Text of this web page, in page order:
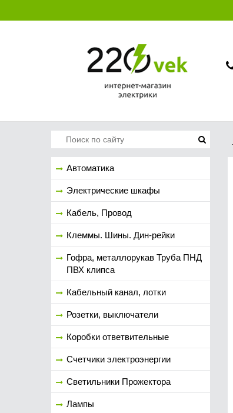
Автоматика
Электрические шкафы
Кабель, Провод
Клеммы. Шины. Дин-рейки
Гофра, металлорукав Труба ПНД
ПВХ клипса
Кабельный канал, лотки
Розетки, выключатели
Коробки ответвительные
Счетчики электроэнергии
Светильники Прожектора
Лампы